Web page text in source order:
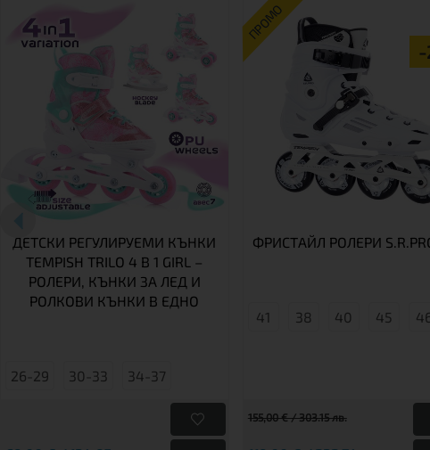
ДЕТСКИ РЕГУЛИРУЕМИ КЪНКИ
TEMPISH TRILO 4 В 1 GIRL –
РОЛЕРИ, КЪНКИ ЗА ЛЕД И
РОЛКОВИ КЪНКИ В ЕДНО
26-29 30-33 34-37
ПРОМО
-
ФРИСТАЙЛ РОЛЕРИ
41 38 40 45
155,00 € / 303.15 лв.